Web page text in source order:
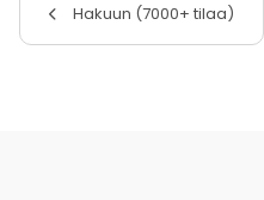
Hakuun (7000+ tilaa)